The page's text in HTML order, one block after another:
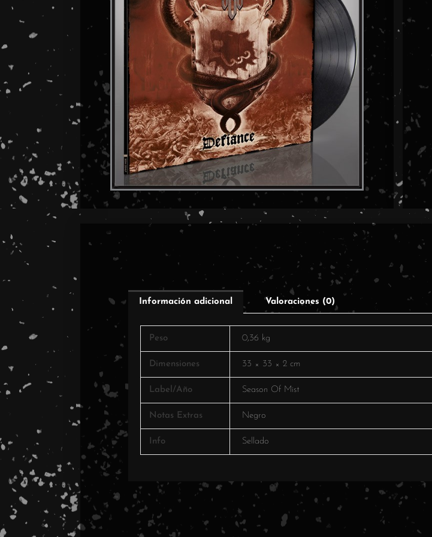
Información adicional Valoraciones (0)
Peso 0,36 kg
Dimensiones 33 × 33 × 2 cm
Label/Año Season Of Mist
Notas Extras Negro
Info Sellado